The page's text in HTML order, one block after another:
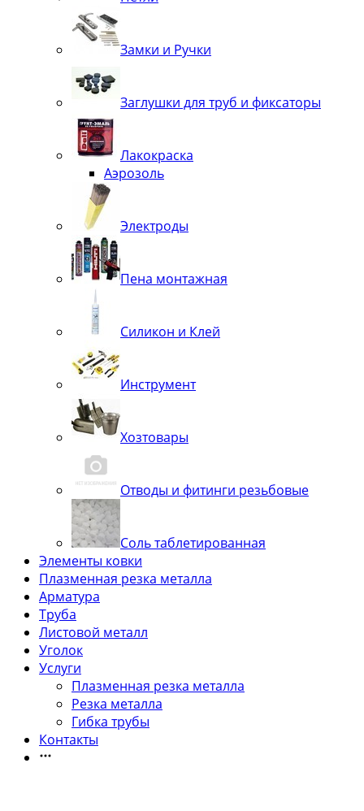
Замки и Ручки
Заглушки для труб и фиксаторы
Лакокраска
Аэрозоль
Электроды
Пена монтажная
Силикон и Клей
Инструмент
Хозтовары
Отводы и фитинги резьбовые
Соль таблетированная
Элементы ковки
Плазменная резка металла
Арматура
Труба
Листовой металл
Уголок
Услуги
Плазменная резка металла
Резка металла
Гибка трубы
Контакты